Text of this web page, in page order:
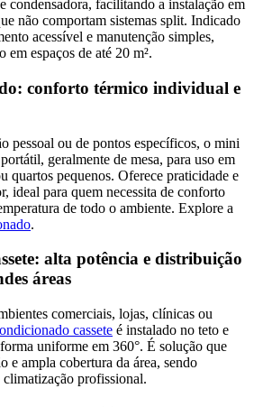
condensadora, facilitando a instalação em
não comportam sistemas split. Indicado
acessível e manutenção simples,
espaços de até 20 m².
conforto térmico individual e
pessoal ou de pontos específicos, o mini
geralmente de mesa, para uso em
quartos pequenos. Oferece praticidade e
ideal para quem necessita de conforto
de todo o ambiente. Explore a
.
alta potência e distribuição
áreas
comerciais, lojas, clínicas ou
cassete é instalado no teto e
uniforme em 360°. É solução que
e ampla cobertura da área, sendo
profissional.